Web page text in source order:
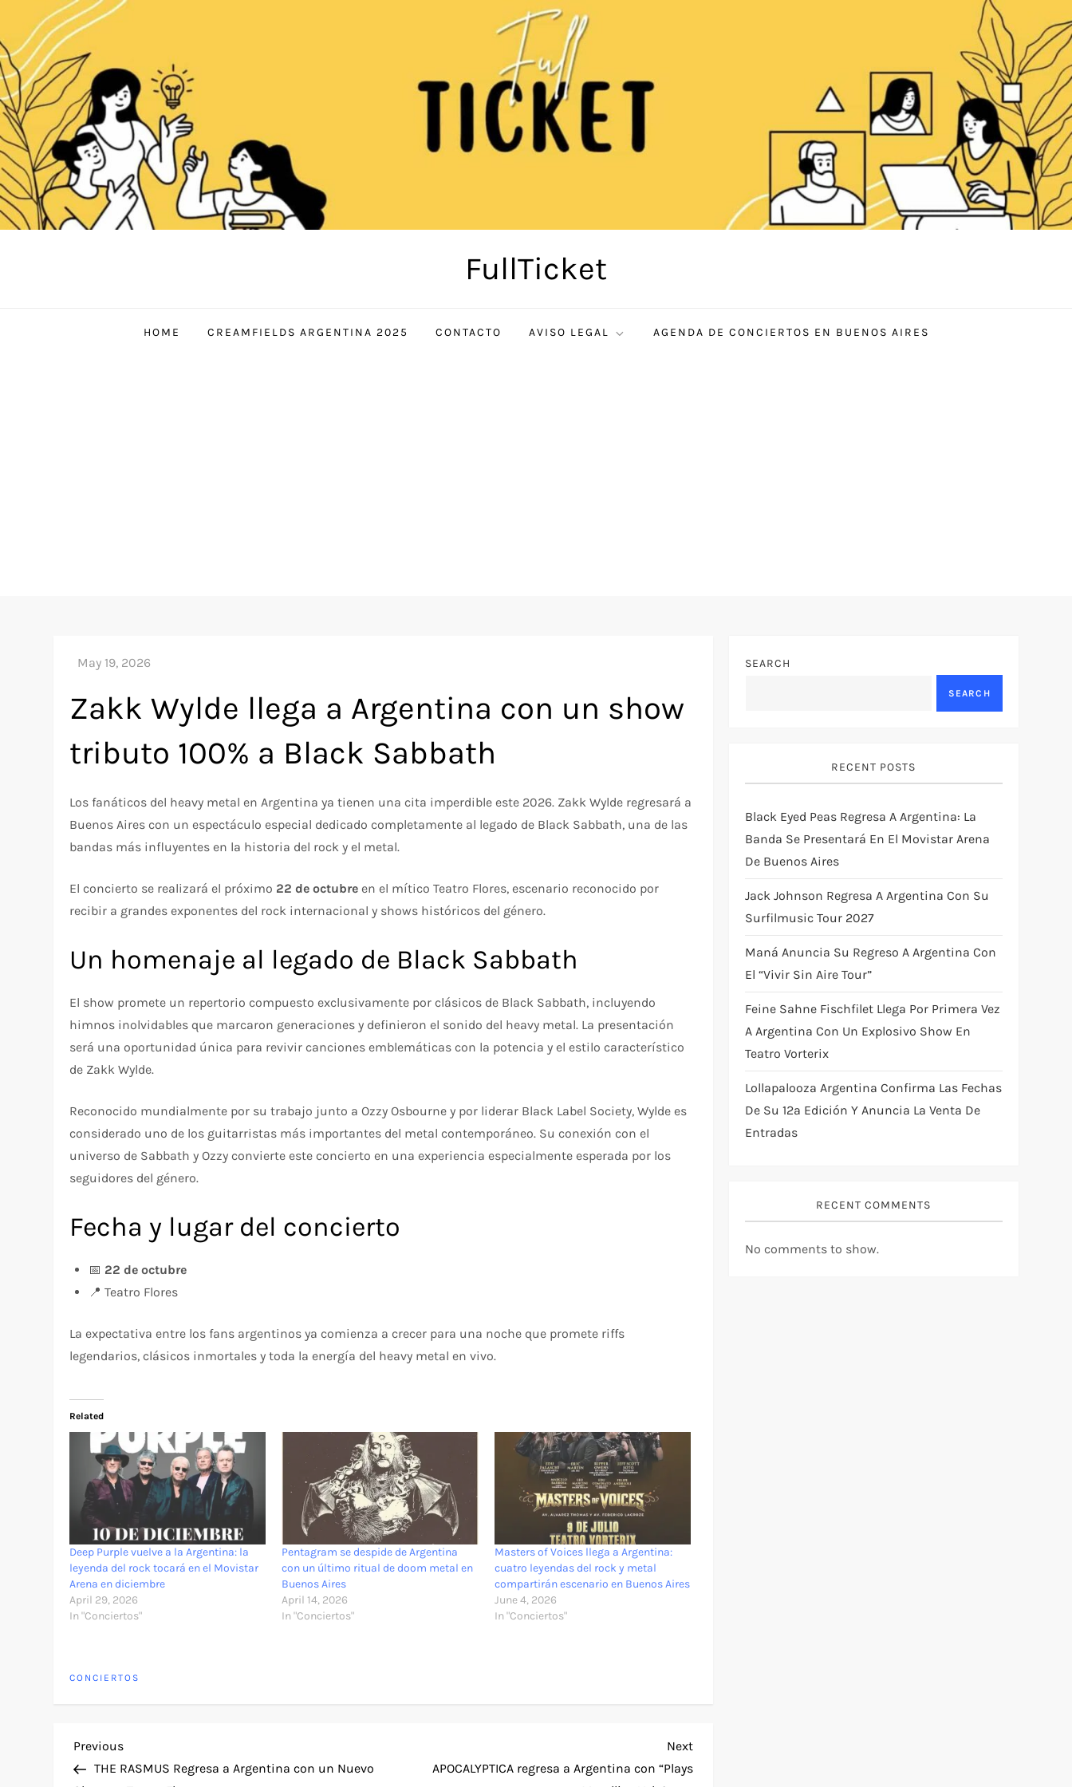
content
FullTicket
HOME CREAMFIELDS ARGENTINA 2025 CONTACTO AVISO LEGAL AGENDA DE CONCIERTOS EN BUENOS AIRES
Zakk Wylde llega a Argentina con un show
tributo 100% a Black Sabbath
Los fanáticos del heavy metal en Argentina ya tienen una cita imperdible este 2026. Zakk Wylde regresará a
Buenos Aires con un espectáculo especial dedicado completamente al legado de Black Sabbath, una de las
bandas más influyentes en la historia del rock y el metal.
El concierto se realizará el próximo 22 de octubre en el mítico Teatro Flores, escenario reconocido por
recibir a grandes exponentes del rock internacional y shows históricos del género.
Un homenaje al legado de Black Sabbath
El show promete un repertorio compuesto exclusivamente por clásicos de Black Sabbath, incluyendo
himnos inolvidables que marcaron generaciones y definieron el sonido del heavy metal. La presentación
será una oportunidad única para revivir canciones emblemáticas con la potencia y el estilo característico
de Zakk Wylde.
Reconocido mundialmente por su trabajo junto a Ozzy Osbourne y por liderar Black Label Society, Wylde es
considerado uno de los guitarristas más importantes del metal contemporáneo. Su conexión con el
universo de Sabbath y Ozzy convierte este concierto en una experiencia especialmente esperada por los
seguidores del género.
Fecha y lugar del concierto
📅 22 de octubre
📍 Teatro Flores
La expectativa entre los fans argentinos ya comienza a crecer para una noche que promete riffs
legendarios, clásicos inmortales y toda la energía del heavy metal en vivo.
Related
Deep Purple vuelve a la Argentina: la
leyenda del rock tocará en el Movistar
Arena en diciembre
April 29, 2026
In "Conciertos"
Pentagram se despide de Argentina
con un último ritual de doom metal en
Buenos Aires
April 14, 2026
In "Conciertos"
Masters of Voices llega a Argentina:
cuatro leyendas del rock y metal
compartirán escenario en Buenos Aires
June 4, 2026
In "Conciertos"
CONCIERTOS
P
Previous
Post
Previous
THE RASMUS Regresa a Argentina con un Nuevo
Next
Post
Next
APOCALYPTICA regresa a Argentina con “Plays
SEARCH
SEARCH
RECENT POSTS
Black Eyed Peas Regresa A Argentina: La
Banda Se Presentará En El Movistar Arena
De Buenos Aires
Jack Johnson Regresa A Argentina Con Su
Surfilmusic Tour 2027
Maná Anuncia Su Regreso A Argentina Con
El “Vivir Sin Aire Tour”
Feine Sahne Fischfilet Llega Por Primera Vez
A Argentina Con Un Explosivo Show En
Teatro Vorterix
Lollapalooza Argentina Confirma Las Fechas
De Su 12ª Edición Y Anuncia La Venta De
Entradas
RECENT COMMENTS
No comments to show.